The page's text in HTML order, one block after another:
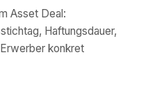
Asset Deal:
Haftungsdauer,
konkret